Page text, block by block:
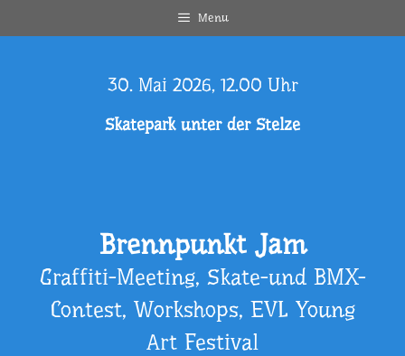
Inhalt
Menu
30. Mai 2026, 12.00 Uhr
Skatepark unter der Stelze
Brennpunkt Jam
Graffiti-Meeting, Skate-und BMX-
Contest, Workshops, EVL Young
Art Festival